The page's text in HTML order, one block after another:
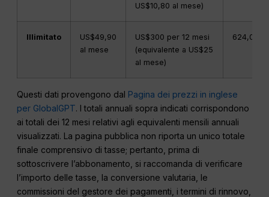
US$10,80 al mese)
Illimitato
US$49,90
al mese
US$300 per 12 mesi
(equivalente a US$25
al mese)
624,000
Questi dati provengono dal Pagina dei prezzi in inglese
per GlobalGPT. I totali annuali sopra indicati corrispondono
ai totali dei 12 mesi relativi agli equivalenti mensili annuali
visualizzati. La pagina pubblica non riporta un unico totale
finale comprensivo di tasse; pertanto, prima di
sottoscrivere l’abbonamento, si raccomanda di verificare
l’importo delle tasse, la conversione valutaria, le
commissioni del gestore dei pagamenti, i termini di rinnovo,